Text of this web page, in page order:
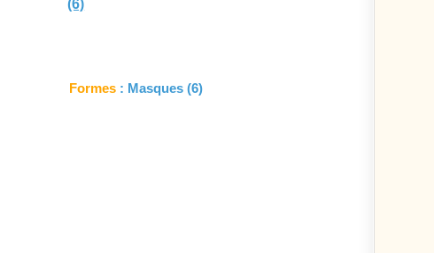
Formes : Masques (6)